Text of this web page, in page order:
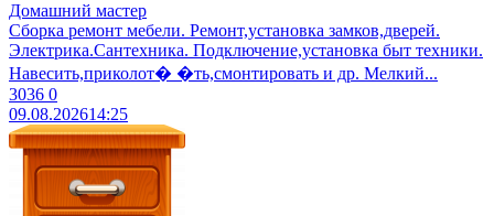
Домашний мастер
Сборка ремонт мебели. Ремонт,установка замков,дверей.
Электрика.Сантехника. Подключение,установка быт техники.
Навесить,приколот� �ть,смонтировать и др. Мелкий...
3036 0
09.08.202614:25